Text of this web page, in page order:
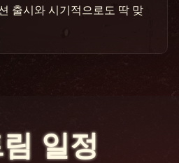
출시와 시기적으로도 딱 맞
일정